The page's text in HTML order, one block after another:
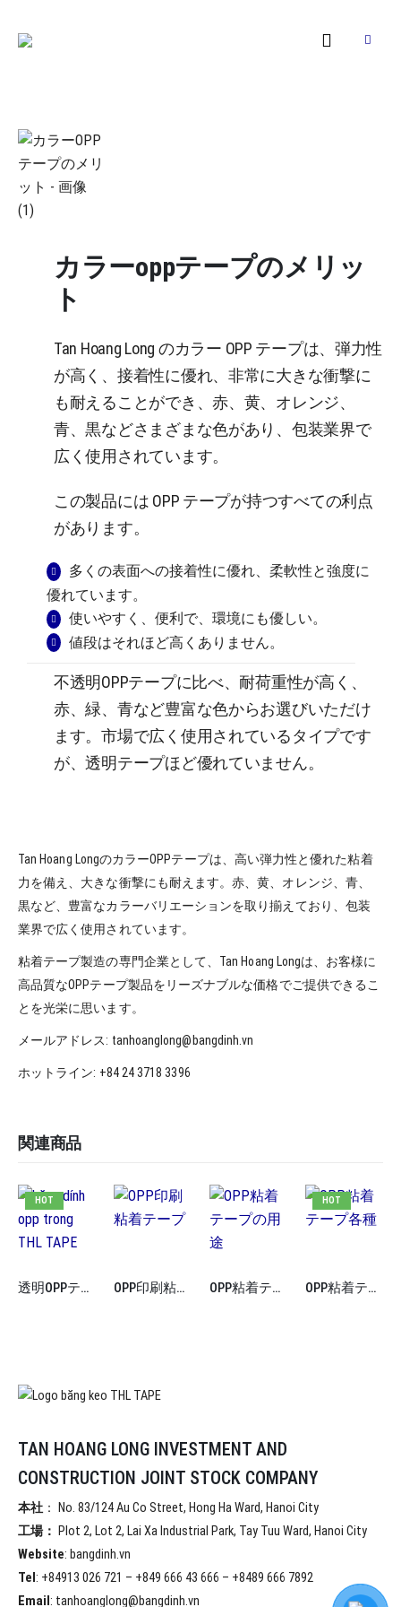
カラーoppテープのメリッ
ト
Tan Hoang Long のカラー OPP テープは、弾力性
が高く、接着性に優れ、非常に大きな衝撃に
も耐えることができ、赤、黄、オレンジ、
青、黒などさまざまな色があり、包装業界で
広く使用されています。
この製品には OPP テープが持つすべての利点
があります。
多くの表面への接着性に優れ、柔軟性と強度に
優れています。
使いやすく、便利で、環境にも優しい。
値段はそれほど高くありません。
不透明OPPテープに比べ、耐荷重性が高く、
赤、緑、青など豊富な色からお選びいただけ
ます。市場で広く使用されているタイプです
が、透明テープほど優れていません。
Tan Hoang LongのカラーOPPテープは、高い弾力性と優れた粘着
力を備え、大きな衝撃にも耐えます。赤、黄、オレンジ、青、
黒など、豊富なカラーバリエーションを取り揃えており、包装
業界で広く使用されています。
粘着テープ製造の専門企業として、Tan Hoang Longは、お客様に
高品質なOPPテープ製品をリーズナブルな価格でご提供できるこ
とを光栄に思います。
メールアドレス: tanhoanglong@bangdinh.vn
ホットライン: +84 24 3718 3396
関連商品
HOT
透明OPPテープ OPP印刷粘着テープ OPP粘着テープの用途
HOT
OPP粘着テープ各種
TAN HOANG LONG INVESTMENT AND
CONSTRUCTION JOINT STOCK COMPANY
本社 ： No. 83/124 Au Co Street, Hong Ha Ward, Hanoi City
工場： Plot 2, Lot 2, Lai Xa Industrial Park, Tay Tuu Ward, Hanoi City
Website: bangdinh.vn
Tel : +84913 026 721 – +849 666 43 666 – +8489 666 7892
Email : tanhoanglong@bangdinh.vn